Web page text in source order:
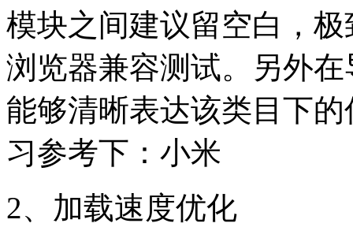
模块之间建议留空白，
浏览器兼容测试。另外
能够清晰表达该类目下
习参考下：小米
2、加载速度优化